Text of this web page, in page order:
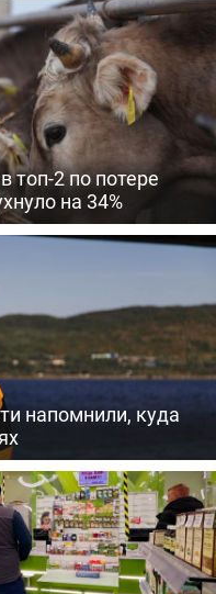
топ-2 по потере
на 34%
напомнили, куда